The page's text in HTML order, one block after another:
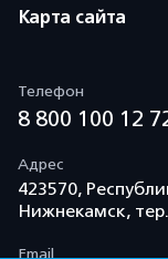
Карта сайта
Телефон
8 800 100 12
Адрес
423570,
Нижнекамск,
Email